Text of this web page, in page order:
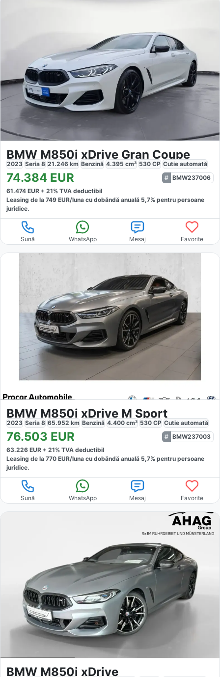
BMW M850i xDrive Gran Coupe
2023 Seria 8 21.246 km Benzină 4.395 cm³ 530 CP Cutie automată
74.384 EUR
BMW237006
61.474 EUR + 21% TVA deductibil
Leasing de la 749 EUR/luna cu dobăndă anuală 5,7% pentru persoane
juridice.
Sună WhatsApp Mesaj Favorite
BMW M850i xDrive M Sport
2023 Seria 8 65.952 km Benzină 4.400 cm³ 530 CP Cutie automată
76.503 EUR
BMW237003
63.226 EUR + 21% TVA deductibil
Leasing de la 770 EUR/luna cu dobăndă anuală 5,7% pentru persoane
juridice.
Sună WhatsApp Mesaj Favorite
BMW M850i xDrive